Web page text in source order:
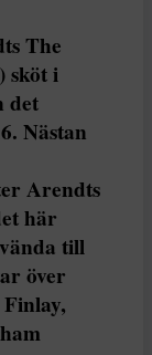
The
sköt i
det
Nästan
Arendts
här
till
över